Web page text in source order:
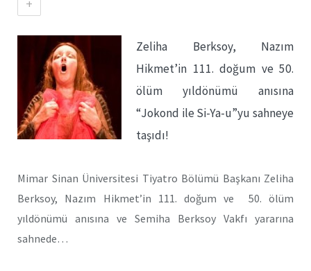
+
Zeliha Berksoy, Nazım
Hikmet’in 111. doğum ve 50.
ölüm yıldönümü anısına
“Jokond ile Si-Ya-u”yu sahneye
taşıdı!
Mimar Sinan Üniversitesi Tiyatro Bölümü Başkanı Zeliha
Berksoy, Nazım Hikmet’in 111. doğum ve 50. ölüm
yıldönümü anısına ve Semiha Berksoy Vakfı yararına
sahnede…